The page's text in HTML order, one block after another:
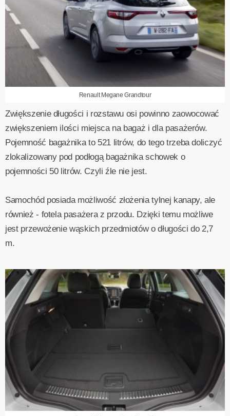
Renault Megane Grandtour
Zwiększenie długości i rozstawu osi powinno zaowocować
zwiększeniem ilości miejsca na bagaż i dla pasażerów.
Pojemność bagażnika to 521 litrów, do tego trzeba doliczyć
zlokalizowany pod podłogą bagażnika schowek o
pojemności 50 litrów. Czyli źle nie jest.
Samochód posiada możliwość złożenia tylnej kanapy, ale
również - fotela pasażera z przodu. Dzięki temu możliwe
jest przewożenie wąskich przedmiotów o długości do 2,7
m.